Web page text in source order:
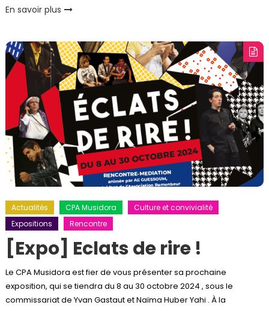
En savoir plus
Actualités CPA Musidora
Culture et convivialité
Expositions
Rencontre
[Expo] Eclats de rire !
Le CPA Musidora est fier de vous présenter sa prochaine
exposition, qui se tiendra du 8 au 30 octobre 2024 , sous le
commissariat de Yvan Gastaut et Naïma Huber Yahi . À la